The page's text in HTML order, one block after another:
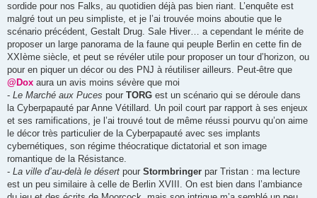
sordide pour nos Falks, au quotidien déjà pas bien riant. L’enquête est
malgré tout un peu simpliste, et je l’ai trouvée moins aboutie que le
scénario précédent, Gestalt Drug. Sale Hiver… a cependant le mérite de
proposer un large panorama de la faune qui peuple Berlin en cette fin de
XXIème siècle, et peut se révéler utile pour proposer un tour d’horizon, ou
pour en piquer un décor ou des PNJ à réutiliser ailleurs. Peut-être que
@Dox aura un avis moins sévère que moi
- Le Marché aux Puces pour TORG est un scénario qui se déroule dans
la Cyberpapauté par Anne Vétillard. Un poil court par rapport à ses enjeux
et ses ramifications, je l’ai trouvé tout de même réussi pourvu qu’on aime
le décor très particulier de la Cyberpapauté avec ses implants
cybernétiques, son régime théocratique dictatorial et son image
romantique de la Résistance.
- La ville d’au-delà le désert pour Stormbringer par Tristan : ma lecture
est un peu similaire à celle de Berlin XVIII. On est bien dans l’ambiance